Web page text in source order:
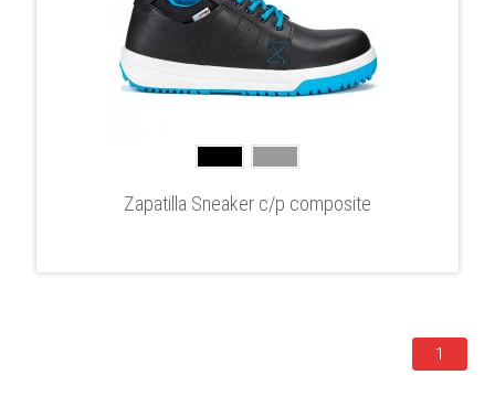
Zapatilla Sneaker c/p composite
1